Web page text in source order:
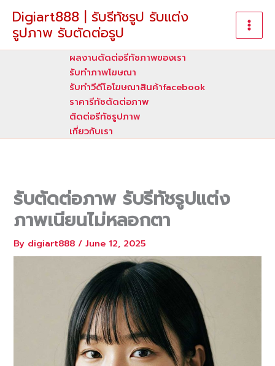
content
Digiart888 | รับรีทัชรูป รับแต่ง
รูปภาพ รับตัดต่อรูป
ผลงานตัดต่อรีทัชภาพของเรา
รับทําภาพโฆษณา
รับทำวีดีโอโฆษณาสินค้าfacebook
ราคารีทัชตัดต่อภาพ
ติดต่อรีทัชรูปภาพ
เกี่ยวกับเรา
รับตัดต่อภาพ รับรีทัชรูปแต่ง
ภาพเนียนไม่หลอกตา
By digiart888/June 12, 2025